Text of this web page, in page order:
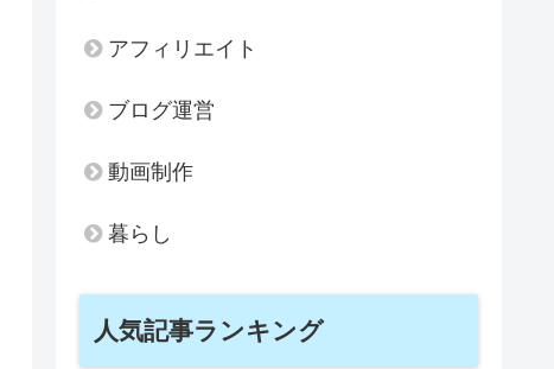
アフィリエイト
ブログ運営
動画制作
暮らし
人気記事ランキング